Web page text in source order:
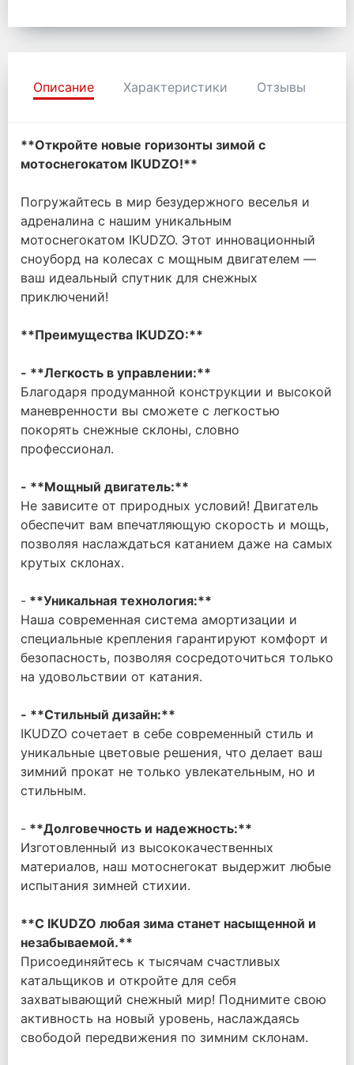
Описание Характеристики Отзывы
**Откройте новые горизонты зимой с
мотоснегокатом IKUDZO!**
Погружайтесь в мир безудержного веселья и
адреналина с нашим уникальным
мотоснегокатом IKUDZO. Этот инновационный
сноуборд на колесах с мощным двигателем —
ваш идеальный спутник для снежных
приключений!
**Преимущества IKUDZO:**
- **Легкость в управлении:**
Благодаря продуманной конструкции и высокой
маневренности вы сможете с легкостью
покорять снежные склоны, словно
профессионал.
- **Мощный двигатель:**
Не зависите от природных условий! Двигатель
обеспечит вам впечатляющую скорость и мощь,
позволяя наслаждаться катанием даже на самых
крутых склонах.
- **Уникальная технология:**
Наша современная система амортизации и
специальные крепления гарантируют комфорт и
безопасность, позволяя сосредоточиться только
на удовольствии от катания.
- **Стильный дизайн:**
IKUDZO сочетает в себе современный стиль и
уникальные цветовые решения, что делает ваш
зимний прокат не только увлекательным, но и
стильным.
- **Долговечность и надежность:**
Изготовленный из высококачественных
материалов, наш мотоснегокат выдержит любые
испытания зимней стихии.
**С IKUDZO любая зима станет насыщенной и
незабываемой.**
Присоединяйтесь к тысячам счастливых
катальщиков и откройте для себя
захватывающий снежный мир! Поднимите свою
активность на новый уровень, наслаждаясь
свободой передвижения по зимним склонам.